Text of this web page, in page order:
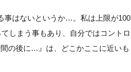
事はないというか…。私は上限が100
しまう事もあり、自分ではコントロ
の後に…』は、どこかここに近いも